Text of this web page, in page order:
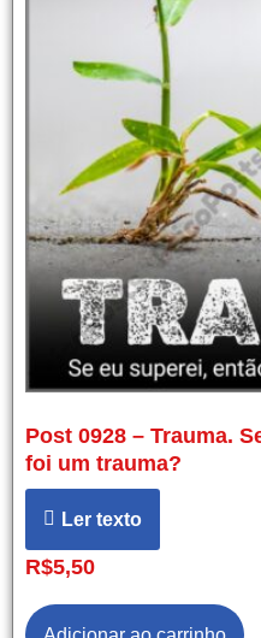
Post 0928 – Trauma.
foi um trauma?
Ler texto
R$5,50